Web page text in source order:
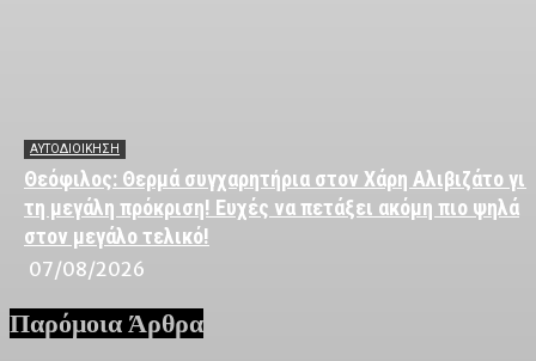
ΑΥΤΟΔΙΟΙΚΗΣΗ
Θεόφιλος: Θερμά συγχαρητήρια στον Χάρη Αλιβιζάτο για
τη μεγάλη πρόκριση! Ευχές να πετάξει ακόμη πιο ψηλά
στον μεγάλο τελικό!
07/08/2026
Παρόμοια Άρθρα